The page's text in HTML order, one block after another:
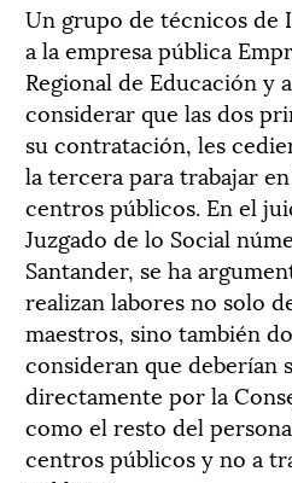
Un grupo de técnicos de
a la empresa pública
Regional de Educación y
considerar que las dos
su contratación, les
la tercera para trabajar
centros públicos. En el
Juzgado de lo Social
Santander, se ha
realizan labores no solo
maestros, sino también
consideran que deberían
directamente por la
como el resto del
centros públicos y no a